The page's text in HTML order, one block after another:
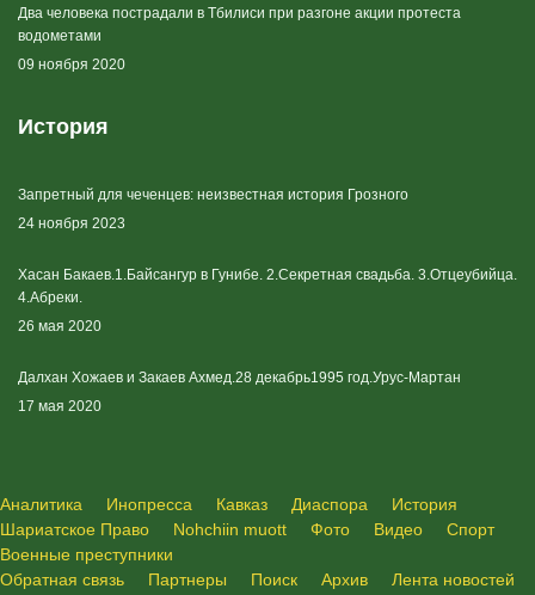
Два человека пострадали в Тбилиси при разгоне акции протеста
водометами
09 ноября 2020
История
Запретный для чеченцев: неизвестная история Грозного
24 ноября 2023
Хасан Бакаев.1.Байсангур в Гунибе. 2.Секретная свадьба. 3.Отцеубийца.
4.Абреки.
26 мая 2020
Далхан Хожаев и Закаев Ахмед.28 декабрь1995 год.Урус-Мартан
17 мая 2020
Аналитика Инопресса Кавказ Диаспора
История
Шариатское Право
Nohchiin muott Фото Видео
Спорт
Военные преступники
Обратная связь
Партнеры Поиск Архив Лента новостей